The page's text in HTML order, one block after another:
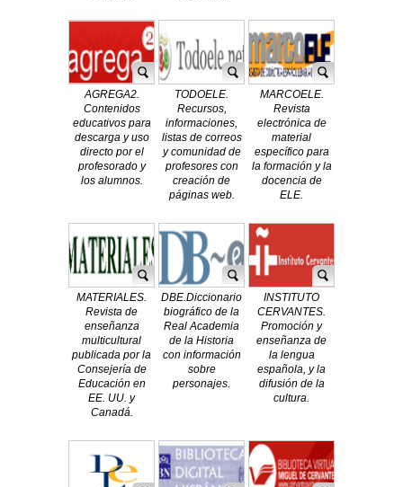
AGREGA2.
Contenidos
educativos para
descarga y uso
directo por el
profesorado y
los alumnos.
TODOELE.
Recursos,
informaciones,
listas de correos
y comunidad de
profesores con
creación de
páginas web.
MARCOELE.
Revista
electrónica de
material
específico para
la formación y la
docencia de
ELE.
MATERIALES.
Revista de
enseñanza
multicultural
publicada por la
Consejería de
Educación en
EE. UU. y
Canadá.
DBE.Diccionario
biográfico de la
Real Academia
de la Historia
con información
sobre
personajes.
INSTITUTO
CERVANTES.
Promoción y
enseñanza de
la lengua
española, y la
difusión de la
cultura.